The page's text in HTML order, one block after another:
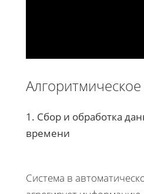
1. Сбор и обработка
времени
Система в